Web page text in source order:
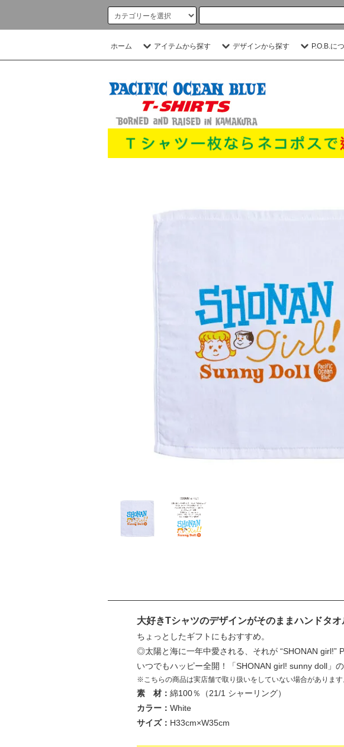
ホーム アイテムから探す デザインから探す P.O.B.に
大好きTシャツのデザインがそのままハンドタオ
ちょっとしたギフトにもおすすめ。
◎太陽と海に一年中愛される、それが “SHONAN girl!”
いつでもハッピー全開！「SHONAN girl! sunny doll」
※こちらの商品は実店舗で取り扱いをしていない場合がありま
素 材： 綿100％（21/1 シャーリング）
カラー： White
サイズ： H33cm×W35cm